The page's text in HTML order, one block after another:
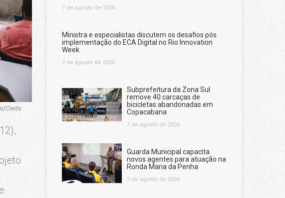
Cieds
7 de agosto de 2026
Ministra e especialistas discutem os desafios pós
implementação do ECA Digital no Rio Innovation
Week
7 de agosto de 2026
Subprefeitura da Zona Sul
remove 40 carcaças de
bicicletas abandonadas em
Copacabana
7 de agosto de 2026
Guarda Municipal capacita
novos agentes para atuação na
Ronda Maria da Penha
7 de agosto de 2026